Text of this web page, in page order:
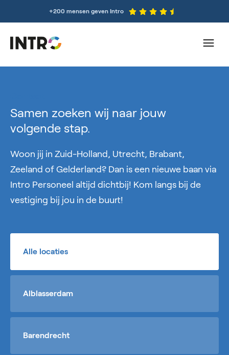
+200 mensen geven Intro
Samen zoeken wij naar jouw
volgende stap.
Woon jij in Zuid-Holland, Utrecht, Brabant,
Zeeland of Gelderland? Dan is een nieuwe baan via
Intro Personeel altijd dichtbij! Kom langs bij de
vestiging bij jou in de buurt!
Alle locaties
Alblasserdam
Barendrecht